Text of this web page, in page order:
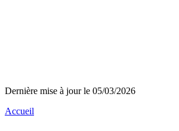
Dernière mise à jour le 05/03/2026
Accueil